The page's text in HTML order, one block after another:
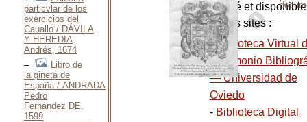
particvlar de los
exercicios del
Cauallo / DÁVILA
Y HEREDIA
Andrés, 1674
Libro de
la gineta de
España / ANDRADA
Pedro
Fernández DE,
1599
numérisé et
plusieurs sites :
-Biblioteca Virtual
Patrimonio
— Universidad de
Oviedo
- Biblioteca Digital